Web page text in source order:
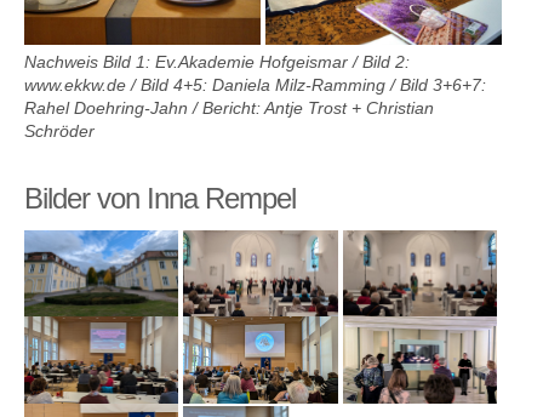
Nachweis Bild 1: Ev.Akademie Hofgeismar / Bild 2:
www.ekkw.de / Bild 4+5: Daniela Milz-Ramming / Bild 3+6+7:
Rahel Doehring-Jahn / Bericht: Antje Trost + Christian
Schröder
Bilder von Inna Rempel